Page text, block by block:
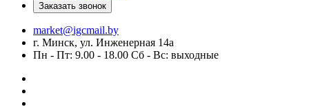
Заказать звонок
market@igcmail.by
г. Минск, ул. Инженерная 14а
Пн - Пт: 9.00 - 18.00 Сб - Вс: выходные